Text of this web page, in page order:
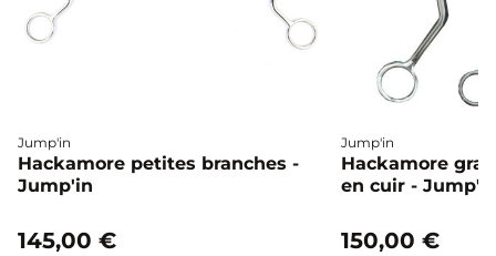
Jump'in
Hackamore petites branches -
Jump'in
145,00 €
Jump'in
Hackamore
en cuir -
150,00 €